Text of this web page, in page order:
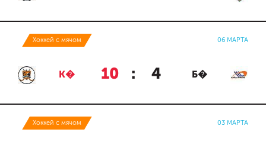
Хоккей с мячом 06 МАРТА
К� 10 : 4 Б�
Хоккей с мячом 03 МАРТА